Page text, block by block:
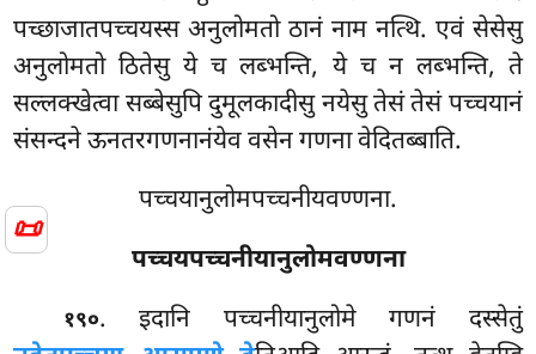
📜
पच्छाजातपच्चयस्स अनुलोमतो ठानं नाम नत्थि. एवं सेसेसु
अनुलोमतो ठितेसु ये च लब्भन्ति, ये च न लब्भन्ति, ते
सल्लक्खेत्वा सब्बेसुपि दुमूलकादीसु नयेसु तेसं तेसं पच्चयानं
संसन्दने ऊनतरगणनानंयेव वसेन गणना वेदितब्बाति.
पच्चयानुलोमपच्चनीयवण्णना.
पच्चयपच्चनीयानुलोमवण्णना
१९०. इदानि पच्चनीयानुलोमे गणनं दस्सेतुं